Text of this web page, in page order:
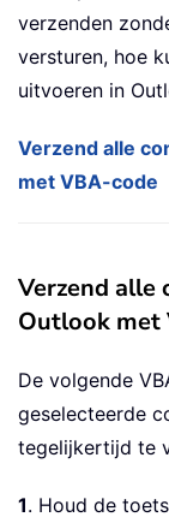
verzenden
versturen, hoe
uitvoeren in
Verzend alle
met VBA-code
Verzend alle
Outlook met
De volgende
geselecteerde
tegelijkertijd te
1. Houd de